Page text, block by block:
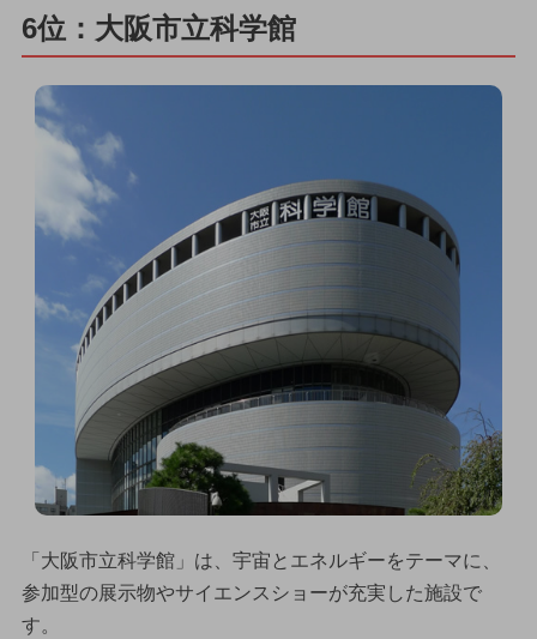
6位：大阪市立科学館
「大阪市立科学館」は、宇宙とエネルギーをテーマに、
参加型の展示物やサイエンスショーが充実した施設で
す。